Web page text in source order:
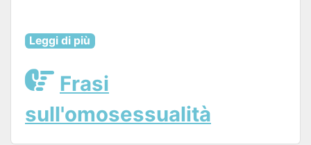
Leggi di più
Frasi
sull'omosessualità